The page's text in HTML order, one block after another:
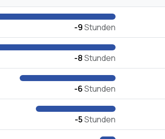
-9Stunden
-8Stunden
-6Stunden
-5Stunden